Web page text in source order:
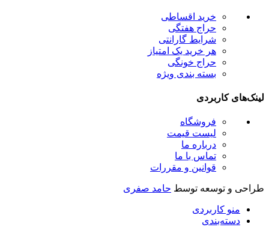
خرید اقساطی
حراج هفتگی
شرایط گارانتی
هر خرید یک امتیاز
حراج خونگی
بسته بندی ویژه
کاربردی
فروشگاه
لیست قیمت
درباره ما
تماس با ما
قوانین و مقررات
و توسعه توسطحامد صفری
منو کاربردی
دسته‌بندی